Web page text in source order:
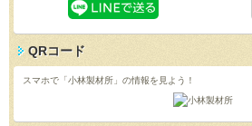
QRコード
スマホで「小林製材所」の情報を見よう！